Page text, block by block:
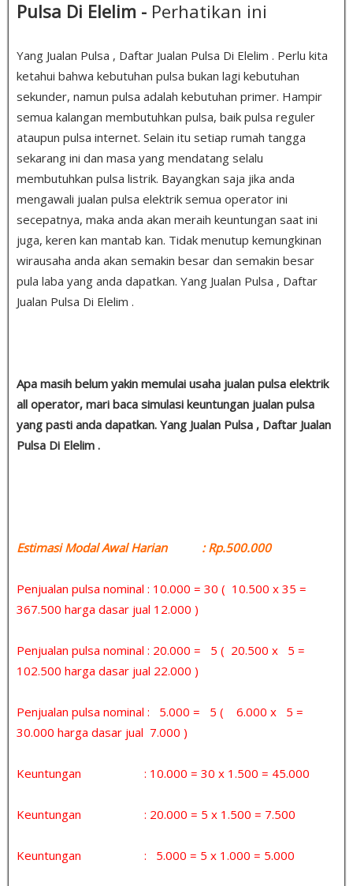
Pulsa Di Elelim - Perhatikan ini
Yang Jualan Pulsa , Daftar Jualan Pulsa Di Elelim . Perlu kita
ketahui bahwa kebutuhan pulsa bukan lagi kebutuhan
sekunder, namun pulsa adalah kebutuhan primer. Hampir
semua kalangan membutuhkan pulsa, baik pulsa reguler
ataupun pulsa internet. Selain itu setiap rumah tangga
sekarang ini dan masa yang mendatang selalu
membutuhkan pulsa listrik. Bayangkan saja jika anda
mengawali jualan pulsa elektrik semua operator ini
secepatnya, maka anda akan meraih keuntungan saat ini
juga, keren kan mantab kan. Tidak menutup kemungkinan
wirausaha anda akan semakin besar dan semakin besar
pula laba yang anda dapatkan. Yang Jualan Pulsa , Daftar
Jualan Pulsa Di Elelim .
Apa masih belum yakin memulai usaha jualan pulsa elektrik
all operator, mari baca simulasi keuntungan jualan pulsa
yang pasti anda dapatkan. Yang Jualan Pulsa , Daftar Jualan
Pulsa Di Elelim .
Estimasi Modal Awal Harian : Rp.500.000
Penjualan pulsa nominal : 10.000 = 30 ( 10.500 x 35 =
367.500 harga dasar jual 12.000 )
Penjualan pulsa nominal : 20.000 = 5 ( 20.500 x 5 =
102.500 harga dasar jual 22.000 )
Penjualan pulsa nominal : 5.000 = 5 ( 6.000 x 5 =
30.000 harga dasar jual 7.000 )
Keuntungan : 10.000 = 30 x 1.500 = 45.000
Keuntungan : 20.000 = 5 x 1.500 = 7.500
Keuntungan : 5.000 = 5 x 1.000 = 5.000